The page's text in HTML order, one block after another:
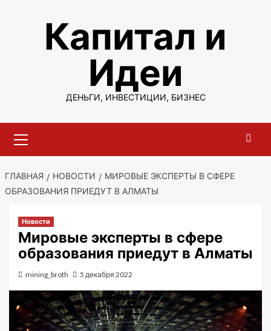
содержимомуКапитал и
Идеи
ДЕНЬГИ, ИНВЕСТИЦИИ, БИЗНЕС
меню
ГЛАВНАЯ НОВОСТИ
МИРОВЫЕ ЭКСПЕРТЫ В СФЕРЕ
ОБРАЗОВАНИЯ ПРИЕДУТ В АЛМАТЫ
Новости
Мировые эксперты в сфере
образования приедут в Алматы
mining_broth 5 декабря 2022